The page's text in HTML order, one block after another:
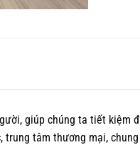
giúp chúng ta tiết kiệm
trung tâm thương mại,